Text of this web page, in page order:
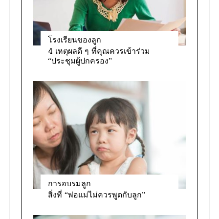
โรงเรียนของลูก
4 เหตุผลดี ๆ ที่คุณควรเข้าร่วม
“ประชุมผู้ปกครอง”
การอบรมลูก
สิ่งที่ “พ่อแม่ไม่ควรพูดกับลูก”